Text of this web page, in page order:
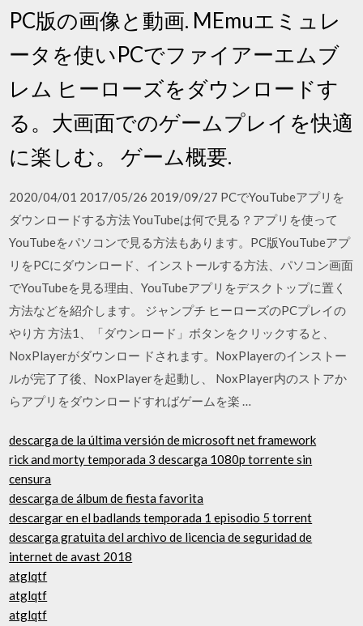
PC版の画像と動画. MEmuエミュレ
ータを使いPCでファイアーエムブ
レム ヒーローズをダウンロードす
る。大画面でのゲームプレイを快適
に楽しむ。 ゲーム概要.
2020/04/01 2017/05/26 2019/09/27 PCでYouTubeアプリを
ダウンロードする方法 YouTubeは何で見る？アプリを使って
YouTubeをパソコンで見る方法もあります。PC版YouTubeアプ
リをPCにダウンロード、インストールする方法、パソコン画面
でYouTubeを見る理由、YouTubeアプリをデスクトップに置く
方法などを紹介します。 ジャンプチ ヒーローズのPCプレイの
やり方 方法1、「ダウンロード」ボタンをクリックすると、
NoxPlayerがダウンロー ドされます。NoxPlayerのインストー
ルが完了了後、NoxPlayerを起動し、 NoxPlayer内のストアか
らアプリをダウンロードすればゲームを楽 …
descarga de la última versión de microsoft net framework
rick and morty temporada 3 descarga 1080p torrente sin
censura
descarga de álbum de fiesta favorita
descargar en el badlands temporada 1 episodio 5 torrent
descarga gratuita del archivo de licencia de seguridad de
internet de avast 2018
atglqtf
atglqtf
atglqtf